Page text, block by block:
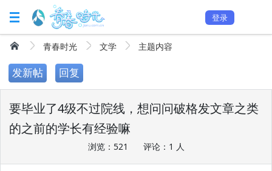
登录
青春时光 文学 主题内容
发新帖 回复
要毕业了4级不过院线，想问问破格发文章之类
的之前的学长有经验嘛
浏览：521 评论：1 人